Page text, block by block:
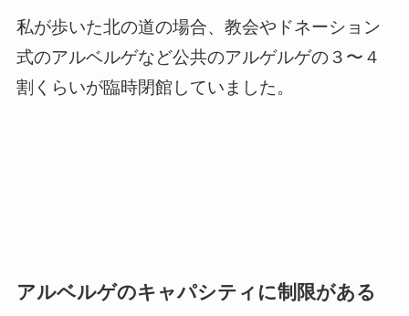
私が歩いた北の道の場合、教会やドネーション
式のアルベルゲなど公共のアルゲルゲの３〜４
割くらいが臨時閉館していました。
アルベルゲのキャパシティに制限がある